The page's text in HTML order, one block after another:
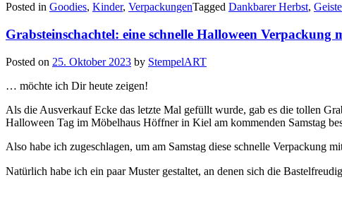
Posted in Goodies, Kinder, VerpackungenTagged Dankbarer Herbst,
Grabsteinschachtel: eine schnelle Halloween
Posted on 25. Oktober 2023 by StempelART
… möchte ich Dir heute zeigen!
Als die Ausverkauf Ecke das letzte Mal gefüllt wurde, gab es die tollen
Halloween Tag im Möbelhaus Höffner in Kiel am kommenden Samstag
Also habe ich zugeschlagen, um am Samstag diese schnelle Verpackung
Natürlich habe ich ein paar Muster gestaltet, an denen sich die